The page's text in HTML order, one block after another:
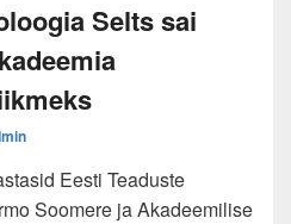
Selts sai
Eesti Teaduste
Soomere ja Akadeemilise